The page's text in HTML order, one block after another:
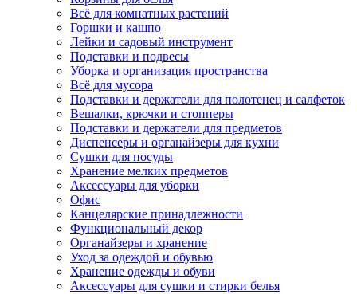
Всё для комнатных растений
Горшки и кашпо
Лейки и садовый инструмент
Подставки и подвесы
Уборка и организация пространства
Всё для мусора
Подставки и держатели для полотенец и салфеток
Вешалки, крючки и стопперы
Подставки и держатели для предметов
Диспенсеры и органайзеры для кухни
Сушки для посуды
Хранение мелких предметов
Аксессуары для уборки
Офис
Канцелярские принадлежности
Функциональный декор
Органайзеры и хранение
Уход за одеждой и обувью
Хранение одежды и обуви
Аксессуары для сушки и стирки белья